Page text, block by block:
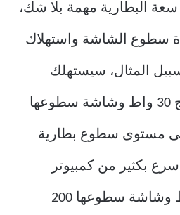
البطارية مهمة بلا شك،
سطوع الشاشة واستهلاك
المثال، سيستهلك
كمبيوتر محمول بمعالج 30 واط وشاشة سطوعها
عند أعلى مستوى سطوع بطارية
أسرع بكثير من كمبيوتر
محمول بمعالج 15 واط وشاشة سطوعها 200